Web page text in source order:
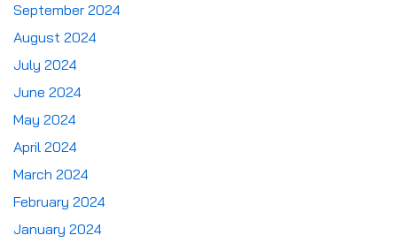
September 2024
August 2024
July 2024
June 2024
May 2024
April 2024
March 2024
February 2024
January 2024